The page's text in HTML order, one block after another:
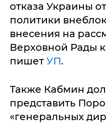
отказа Украины
политики
внесения на
Верховной Рады
пишет УП.
Также Кабмин
представить
«генеральных